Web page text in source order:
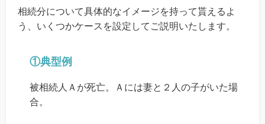
相続分について具体的なイメージを持って貰えるよ
う、いくつかケースを設定してご説明いたします。
①典型例
被相続人Ａが死亡。Ａには妻と２人の子がいた場
合。